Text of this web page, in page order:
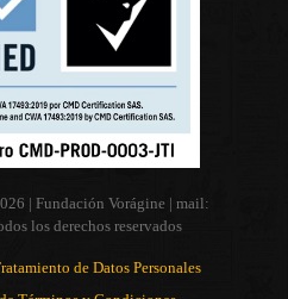
| Fundación Vorágine | mail:
los derechos reservados
de Datos Personales